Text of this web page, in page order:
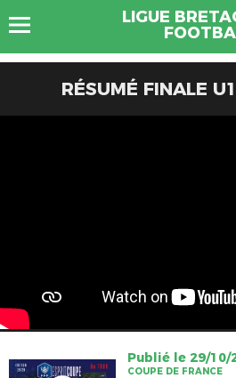
LIGUE
RÉSUMÉ FINALE
Publié le 29/10/
COUPE DE FRANCE